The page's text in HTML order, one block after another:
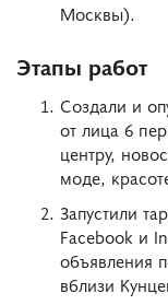
Москвы).
Этапы работ
Создали и
от лица 6
центру,
моде,
Запустили
Facebook и
объявления
вблизи